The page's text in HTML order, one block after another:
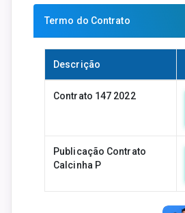
Termo do Contrato
Descrição
Contrato 147 2022
Publicação Contrato
Calcinha P